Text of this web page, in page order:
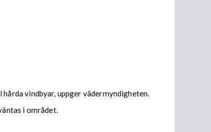
vindbyar, uppger vädermyndigheten.
i området.